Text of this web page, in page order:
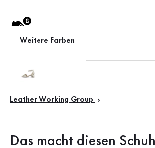
Weitere Farben
Leather Working Group
Das macht diesen Schuh